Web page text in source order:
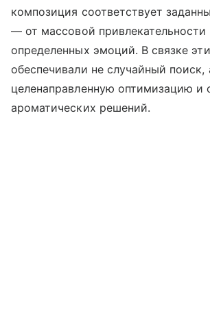
композиция соответствует
— от массовой привлекательности
определенных эмоций. В связке
обеспечивали не случайный поиск,
целенаправленную оптимизацию и
ароматических решений.